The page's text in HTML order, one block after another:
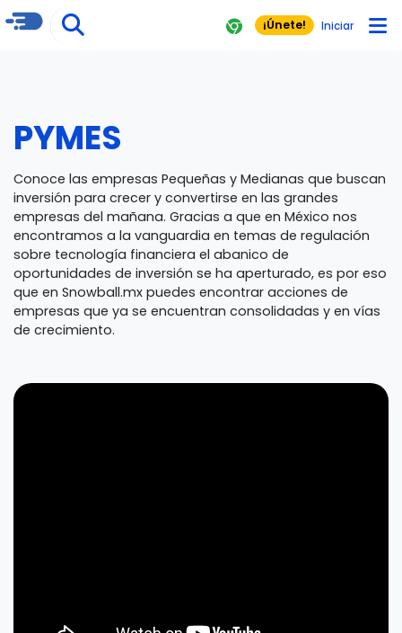
¡Únete! Iniciar
PYMES
Conoce las empresas Pequeñas y Medianas que buscan
inversión para crecer y convertirse en las grandes
empresas del mañana. Gracias a que en México nos
encontramos a la vanguardia en temas de regulación
sobre tecnología financiera el abanico de
oportunidades de inversión se ha aperturado, es por eso
que en Snowball.mx puedes encontrar acciones de
empresas que ya se encuentran consolidadas y en vías
de crecimiento.